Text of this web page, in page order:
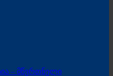
– მწვრთნელი